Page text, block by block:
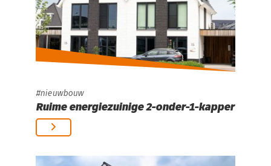
nieuwbouw
Ruime energiezuinige 2-onder-1-kapper